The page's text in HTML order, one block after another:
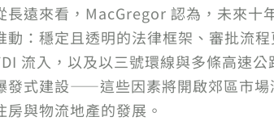
長遠來看，MacGregor 認為，未來十
動：穩定且透明的法律框架、審批流
流入，以及以三號環線與多條高速
發式建設——這些因素將開啟郊區市場
房與物流地產的發展。